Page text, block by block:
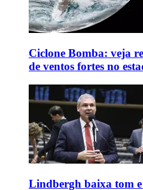
Ciclone Bomba: veja
de ventos fortes no
Lindbergh baixa tom